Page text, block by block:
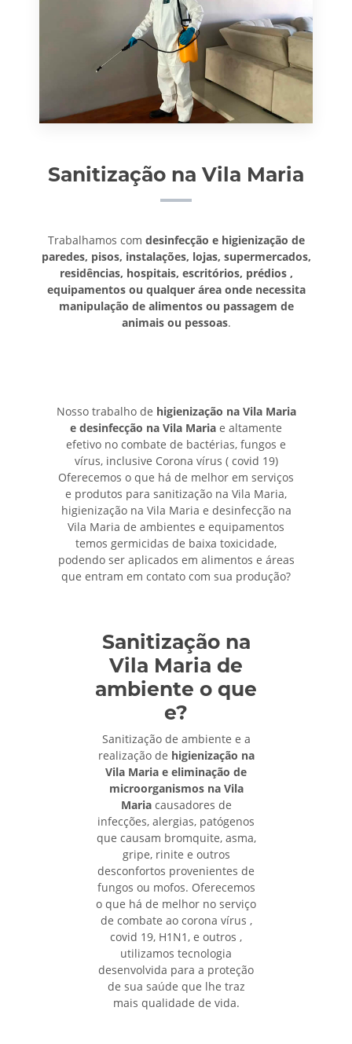
Sanitização na Vila Maria
Trabalhamos com desinfecção e higienização de
paredes, pisos, instalações, lojas, supermercados,
residências, hospitais, escritórios, prédios ,
equipamentos ou qualquer área onde necessita
manipulação de alimentos ou passagem de
animais ou pessoas.
Nosso trabalho de higienização na Vila Maria
e desinfecção na Vila Maria e altamente
efetivo no combate de bactérias, fungos e
vírus, inclusive Corona vírus ( covid 19)
Oferecemos o que há de melhor em serviços
e produtos para sanitização na Vila Maria,
higienização na Vila Maria e desinfecção na
Vila Maria de ambientes e equipamentos
temos germicidas de baixa toxicidade,
podendo ser aplicados em alimentos e áreas
que entram em contato com sua produção?
Sanitização na
Vila Maria de
ambiente o que
e?
Sanitização de ambiente e a
realização de higienização na
Vila Maria e eliminação de
microorganismos na Vila
Mariacausadores de
infecções, alergias, patógenos
que causam bromquite, asma,
gripe, rinite e outros
desconfortos provenientes de
fungos ou mofos. Oferecemos
o que há de melhor no serviço
de combate ao corona vírus ,
covid 19, H1N1, e outros ,
utilizamos tecnologia
desenvolvida para a proteção
de sua saúde que lhe traz
mais qualidade de vida.